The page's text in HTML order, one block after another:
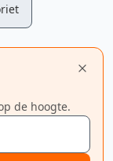
de hoogte.